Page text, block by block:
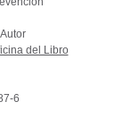
del Libro
6